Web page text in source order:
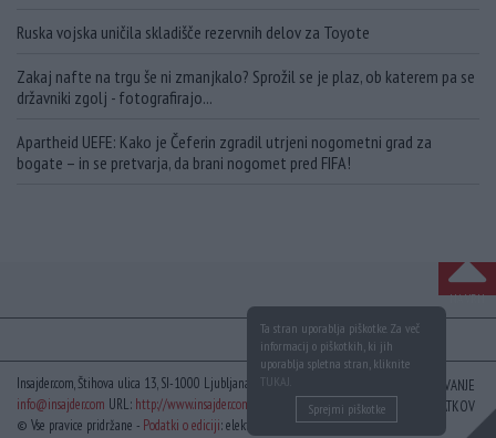
Ruska vojska uničila skladišče rezervnih delov za Toyote
Zakaj nafte na trgu še ni zmanjkalo? Sprožil se je plaz, ob katerem pa se
državniki zgolj - fotografirajo...
Apartheid UEFE: Kako je Čeferin zgradil utrjeni nogometni grad za
bogate – in se pretvarja, da brani nogomet pred FIFA!
NA VRH
Insajder.com, Štihova ulica 13, SI-1000 Ljubljana, Slovenija | E-mail:
info@insajder.com URL: http://www.insajder.com
© Vse pravice pridržane - Podatki o ediciji: elektronski dnevnik
VAROVANJE
PODATKOV
Ta stran uporablja piškotke. Za več
informacij o piškotkih, ki jih
uporablja spletna stran, kliknite
TUKAJ
Sprejmi piškotke